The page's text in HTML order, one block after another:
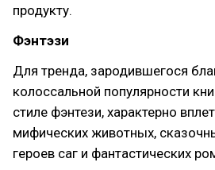
продукту.
Фэнтэзи
Для тренда, зародившегося
колоссальной популярности
стиле фэнтези, характерно
мифических животных,
героев саг и фантастических